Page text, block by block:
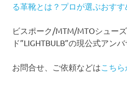
る革靴とは？プロが選ぶおす
ビスポーク/MTM/MTOシュー
ド”LIGHTBULB”の現公式アンバ
お問合せ、ご依頼などはこちら